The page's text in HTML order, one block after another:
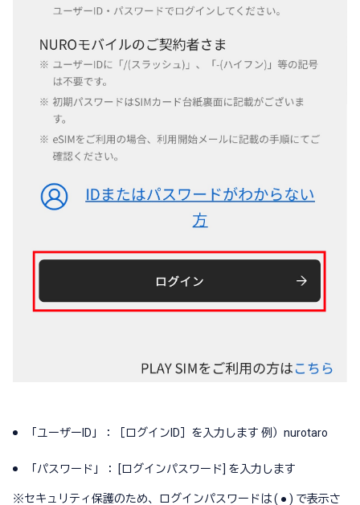
「ユーザーID」：［ログインID］を入力します 例）nurotaro
「パスワード」： [ログインパスワード] を入力します
※セキュリティ保護のため、ログインパスワードは ( ● ) で表示さ